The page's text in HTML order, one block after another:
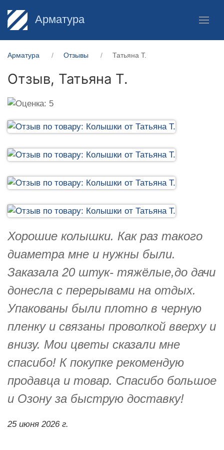
Арматура
Арматура Отзывы Татьяна Т.
Отзыв, Татьяна Т.
Хорошие колышки. Как раз такого
диаметра мне и нужны были.
Заказала 20 штук- тяжёлые,до дачи
донесла с перерывами на отдых.
Упакованы были плотно в черную
пленку и связаны проволкой вверху и
внизу. Мои цветы сказали мне
спасибо! К покупке рекомендую
продавца и товар. Спасибо большое
и Озону за быструю доставку!
25 июня 2026 г.